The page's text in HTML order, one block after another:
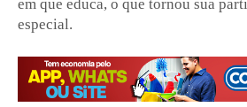
em que educa, o que tornou sua
especial.